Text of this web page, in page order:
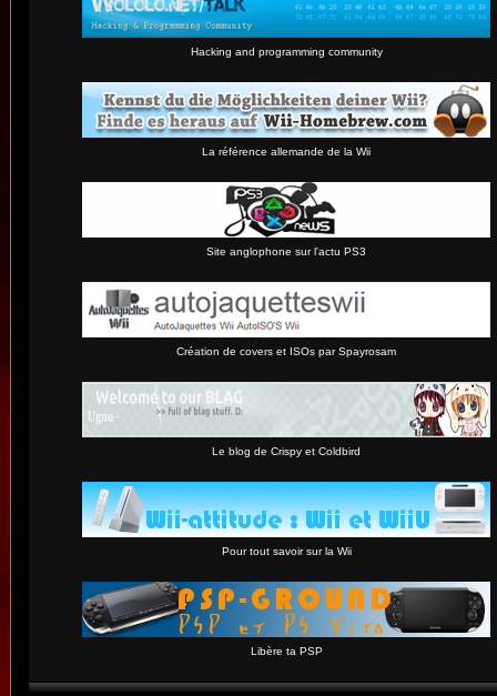
Hacking and programming community
La référence allemande de la Wii
Site anglophone sur l'actu PS3
Création de covers et ISOs par Spayrosam
Le blog de Crispy et Coldbird
Pour tout savoir sur la Wii
Libère ta PSP